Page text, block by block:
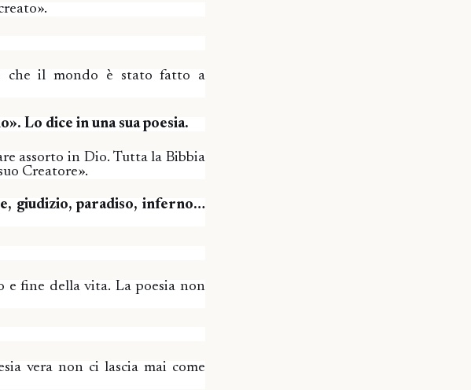
che il mondo è stato fatto a
Lo dice in una sua poesia.
assorto in Dio. Tutta la Bibbia
Creatore».
giudizio, paradiso, inferno…
e fine della vita. La poesia non
vera non ci lascia mai come